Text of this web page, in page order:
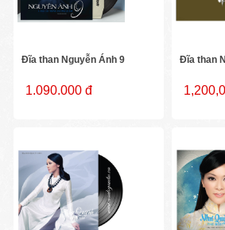
Đĩa than Nguyễn Ánh 9
1.090.000 đ
Đĩa than